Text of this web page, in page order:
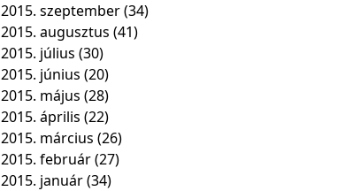
2015. szeptember(34)
2015. augusztus (41)
2015. július (30)
2015. június (20)
2015. május (28)
2015. április (22)
2015. március (26)
2015. február(27)
2015. január(34)